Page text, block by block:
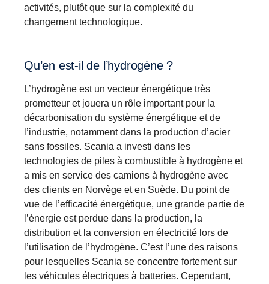
activités, plutôt que sur la complexité du
changement technologique.
Qu’en est-il de l’hydrogène ?
L’hydrogène est un vecteur énergétique très
prometteur et jouera un rôle important pour la
décarbonisation du système énergétique et de
l’industrie, notamment dans la production d’acier
sans fossiles. Scania a investi dans les
technologies de piles à combustible à hydrogène et
a mis en service des camions à hydrogène avec
des clients en Norvège et en Suède. Du point de
vue de l’efficacité énergétique, une grande partie de
l’énergie est perdue dans la production, la
distribution et la conversion en électricité lors de
l’utilisation de l’hydrogène. C’est l’une des raisons
pour lesquelles Scania se concentre fortement sur
les véhicules électriques à batteries. Cependant,